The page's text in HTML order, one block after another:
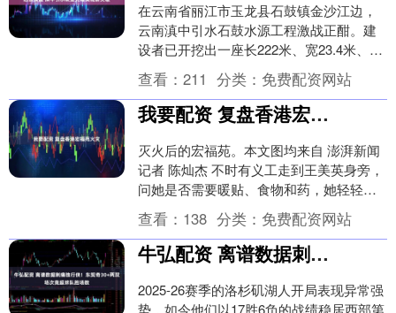
在云南省丽江市玉龙县石鼓镇金沙江边，
云南滇中引水石鼓水源工程激战正酣。建
设者已开挖出一座长222米、宽23.4米、高
48米的迄今为止世界最大的地下泵房。工
人们正....
查看： 211 分类： 免费配资网站
我要配资 复盘香港宏福苑火灾
灭火后的宏福苑。本文图均来自 澎湃新闻
记者 陈灿杰 不时有义工走到王美英身旁，
问她是否需要暖贴、食物和药，她轻轻摇
了摇头。她99岁了，裹着被褥、在轮椅上
望着宏福....
查看： 138 分类： 免费配资网站
牛弘配资 离谱数据刺痛独行侠！东契奇30+两双场次竟超球队胜场数
2025-26赛季的洛杉矶湖人开局表现异常强
势，如今他们以17胜6负的战绩稳居西部第